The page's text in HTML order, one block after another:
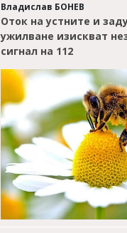
Владислав БОНЕВ
Оток на устните и
ужилване изискват
сигнал на 112